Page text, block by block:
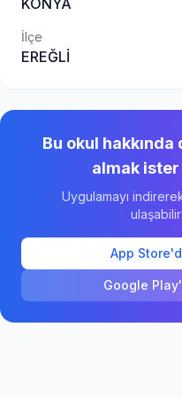
KONYA
İlçe
EREĞLİ
Bu okul
almak
Uygulamayı
App
Google